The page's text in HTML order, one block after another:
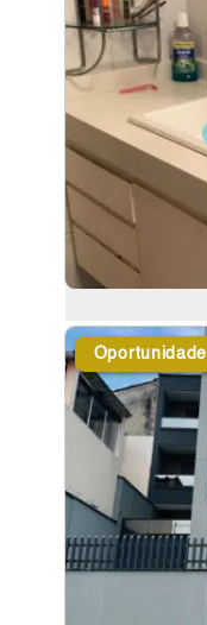
Oportunidade